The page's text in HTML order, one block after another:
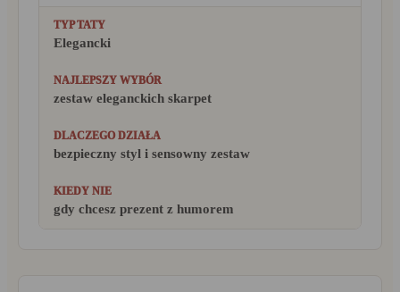
Elegancki
zestaw eleganckich skarpet
bezpieczny styl i sensowny zestaw
gdy chcesz prezent z humorem